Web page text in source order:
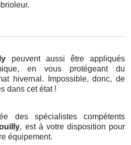
peuvent aussi être appliqués
en vous protégeant du
hivernal. Impossible, donc, de
dans cet état !
des spécialistes compétents
, est à votre disposition pour
équipement.